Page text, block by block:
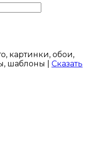
картинки, обои,
шаблоны | Сказать